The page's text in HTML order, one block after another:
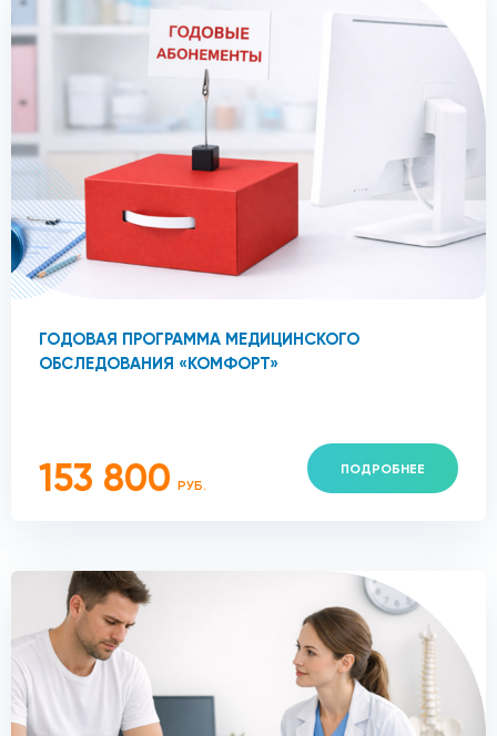
ГОДОВАЯ ПРОГРАММА МЕДИЦИНСКОГО
ОБСЛЕДОВАНИЯ «КОМФОРТ»
153 800 РУБ.
ПОДРОБНЕЕ